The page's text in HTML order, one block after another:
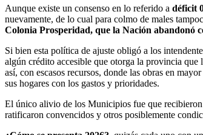
Aunque existe un consenso en lo referido a déficit
nuevamente, de lo cual para colmo de males
Colonia Prosperidad, que la Nación abandonó
Si bien esta política de ajuste obligó a los
algún crédito accesible que otorga la provincia que
así, con escasos recursos, donde las obras en
sus hogares con los gastos y prioridades.
El único alivio de los Municipios fue que
ratificaron convencidos y otros posiblemente